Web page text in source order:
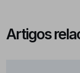
Artigos